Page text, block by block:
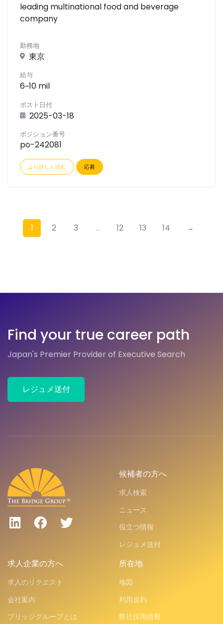
leading multinational food and beverage
company
勤務地
東京
給与
6~10 mil
ポスト日付
2025-03-18
ポジション番号
po-242081
より詳しく読む 応募
1 2 3 ... 12 13 14 →
Find your true career path
Japan's Premier Provider of Executive Search
レジュメ送付
候補者の方へ
求人検索
ニュース
役立つ情報
レジュメ送付
求人企業の方へ
求人のリクエスト
会社案内
ブリッジグループとは
所在地
地図
利用規約
弊社採用情報